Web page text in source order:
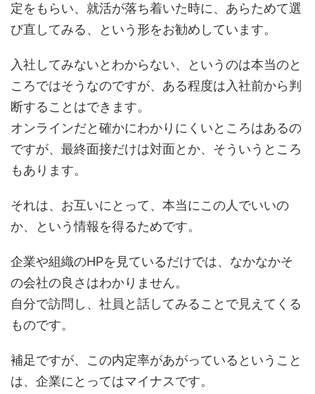
定をもらい、就活が落ち着いた時に、あらためて選
び直してみる、という形をお勧めしています。
入社してみないとわからない、というのは本当のと
ころではそうなのですが、ある程度は入社前から判
断することはできます。
オンラインだと確かにわかりにくいところはあるの
ですが、最終面接だけは対面とか、そういうところ
もあります。
それは、お互いにとって、本当にこの人でいいの
か、という情報を得るためです。
企業や組織のHPを見ているだけでは、なかなかそ
の会社の良さはわかりません。
自分で訪問し、社員と話してみることで見えてくる
ものです。
補足ですが、この内定率があがっているということ
は、企業にとってはマイナスです。